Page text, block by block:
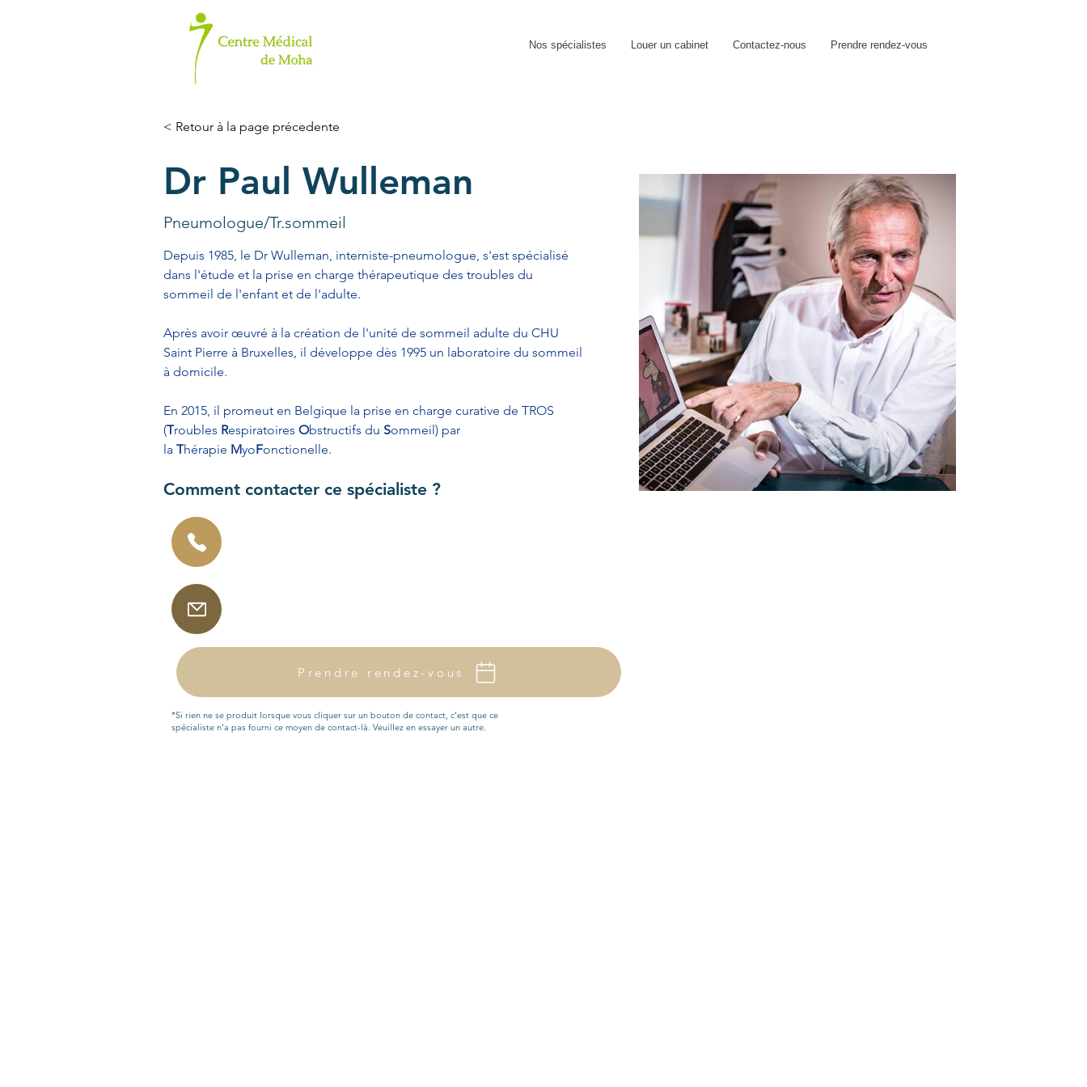
Nos spécialistes Louer un cabinet Contactez-nous Prendre rendez-vous
< Retour à la page précedente
Dr Paul Wulleman
Pneumologue/Tr.sommeil
Depuis 1985, le Dr Wulleman, interniste-pneumologue, s'est spécialisé
dans l'étude et la prise en charge thérapeutique des troubles du
sommeil de l'enfant et de l'adulte.
Après avoir œuvré à la création de l'unité de sommeil adulte du CHU
Saint Pierre à Bruxelles, il développe dès 1995 un laboratoire du sommeil
à domicile.
En 2015, il promeut en Belgique la prise en charge curative de TROS
(Troubles Respiratoires Obstructifs du Sommeil) par
la Thérapie MyoFonctionelle.
Comment contacter ce spécialiste ?
Prendre rendez-vous
*Si rien ne se produit lorsque vous cliquer sur un bouton de contact, c'est que ce
spécialiste n'a pas fourni ce moyen de contact-là. Veuillez en essayer un autre.